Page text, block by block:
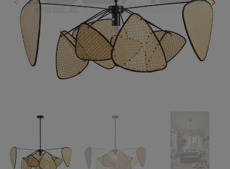
Poprzedni
keyboard_arrow_left keyboard_arrow_right